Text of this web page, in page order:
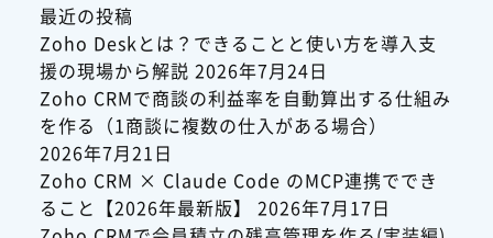
最近の投稿
Zoho Deskとは？できることと使い方を導入支
援の現場から解説 2026年7月24日
Zoho CRMで商談の利益率を自動算出する仕組み
を作る（1商談に複数の仕入がある場合）
2026年7月21日
Zoho CRM × Claude Code のMCP連携ででき
ること【2026年最新版】
2026年7月17日